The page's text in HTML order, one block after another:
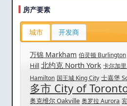
房产要素
城市 开发商
万锦 Markham 伯灵顿 Burlington
Hill 北约克 North York 卡尔加
Hamilton 国王城 King City 士嘉堡
多市 City of
奥克维尔 Oakville 奥罗拉 Aurora